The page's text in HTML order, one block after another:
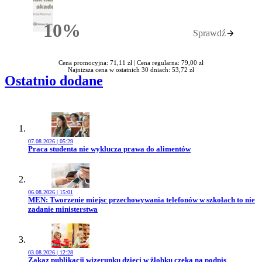
10%Rabatu Sprawdź
Cena promocyjna: 71,11 zł | Cena regularna: 79,00 zł
Najniższa cena w ostatnich 30 dniach: 53,72 zł
Ostatnio dodane
07.08.2026 | 05:29
Przejdź do artykułu:
Praca studenta nie wyklucza prawa do alimentów
06.08.2026 | 15:01
Przejdź do artykułu:
MEN: Tworzenie miejsc przechowywania telefonów w szkołach to nie
zadanie ministerstwa
03.08.2026 | 12:28
Przejdź do artykułu:
Zakaz publikacji wizerunku dzieci w żłobku czeka na podpis